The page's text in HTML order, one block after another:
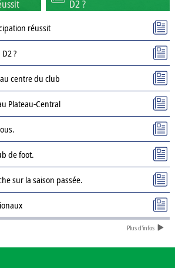
D2 ?
réussit
?
au centre du club
Plateau-Central
de foot.
sur la saison passée.
D3 : ASPC Tenkodogo
Plus d'infos